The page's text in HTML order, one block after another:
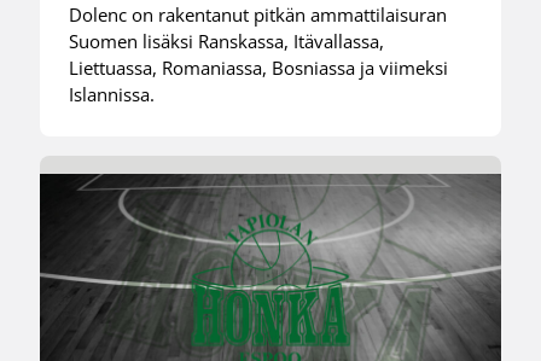
Dolenc on rakentanut pitkän ammattilaisuran
Suomen lisäksi Ranskassa, Itävallassa,
Liettuassa, Romaniassa, Bosniassa ja viimeksi
Islannissa.